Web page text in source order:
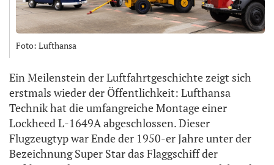
Foto: Lufthansa
Ein Meilenstein der Luftfahrtgeschichte zeigt sich
erstmals wieder der Öffentlichkeit: Lufthansa
Technik hat die umfangreiche Montage einer
Lockheed L-1649A abgeschlossen. Dieser
Flugzeugtyp war Ende der 1950-er Jahre unter der
Bezeichnung Super Star das Flaggschiff der